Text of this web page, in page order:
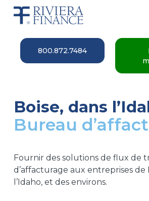
Skip
content
800.872.7484
Boise, dans
Bureau
Fournir des solutions de flux de
d’affacturage aux entreprises de
l’Idaho, et des environs.